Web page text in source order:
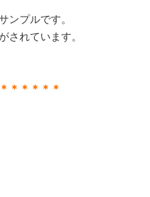
ンプルです。
されています。
＊＊＊＊＊